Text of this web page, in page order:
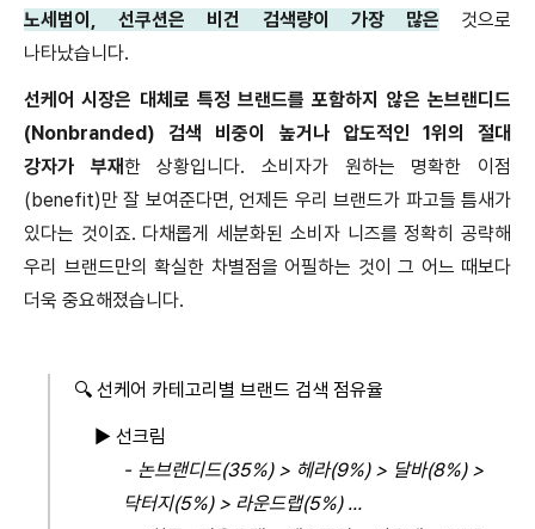
노세범이 ,선쿠션은 비건 검색량이 가장 많은 것으로
나타났습니다.
선케어 시장은 대체로 특정 브랜드를 포함하지 않은 논브랜디드
(Nonbranded) 검색 비중이 높거나 압도적인 1위의 절대
강자가 부재한 상황입니다.소비자가 원하는 명확한 이점
(benefit)만 잘 보여준다면, 언제든 우리 브랜드가 파고들 틈새가
있다는 것이죠. 다채롭게 세분화된 소비자 니즈를 정확히 공략해
우리 브랜드만의 확실한 차별점을 어필하는 것이 그 어느 때보다
더욱 중요해졌습니다.
🔍 선케어 카테고리별 브랜드 검색 점유율
► 선크림
- 논브랜디드(35%) > 헤라(9%) > 달바(8%) >
닥터지(5%) > 라운드랩(5%) …